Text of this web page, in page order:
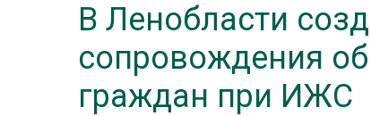
В Ленобласти
сопровождения
граждан при ИЖС